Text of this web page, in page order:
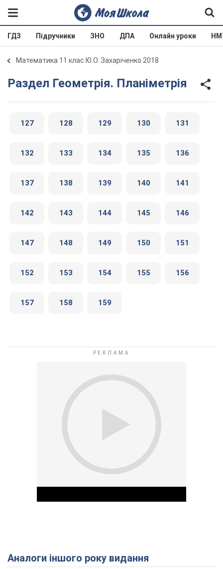
ГДЗ Підручники ЗНО ДПА Онлайн уроки
Математика 11 клас Ю.О. Захаріченко 2018
Раздел Геометрія. Планіметрія
127 128 129 130 131
132 133 134 135 136
137 138 139 140 141
142 143 144 145 146
147 148 149 150 151
152 153 154 155 156
157 158 159
Play Video
Аналоги іншого року видання